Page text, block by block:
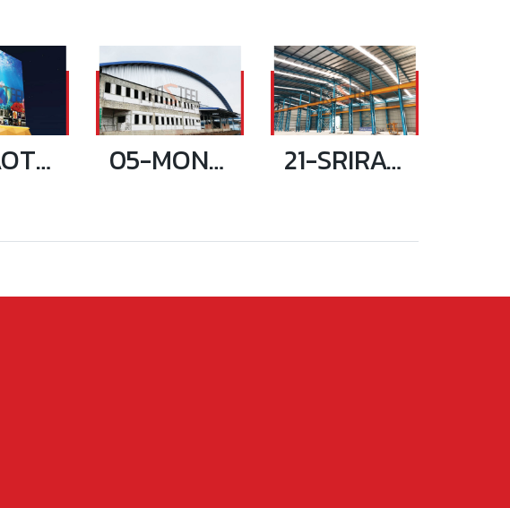
04- AOT STEEL STRUCTURE TOWER 05-MONGKOL PISARN FACTORY 21-SRIRACHA WAREHOUSE (CRANE 32 TON)